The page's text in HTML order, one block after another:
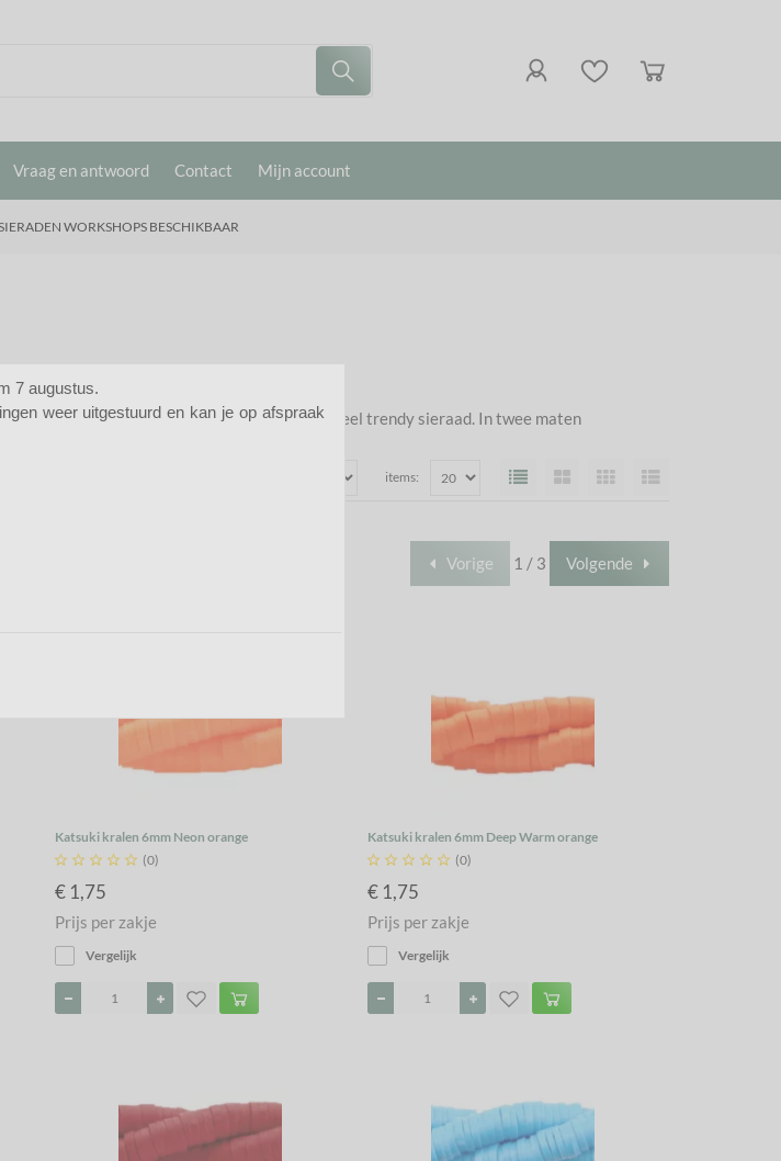
Vraag en antwoord Contact Mijn account
WORKSHOPS BESCHIKBAAR
Mix diverse kleurtjes en je hebt een heel trendy sieraad. In twee maten
items:
Vorige 1 / 3 Volgende
Katsuki kralen 6mm Neon orange
     (0)
€ 1,75
Prijs per zakje
Vergelijk
Katsuki kralen 6mm Deep Warm orange
     (0)
€ 1,75
Prijs per zakje
Vergelijk
7 augustus.
weer uitgestuurd en kan je op afspraak